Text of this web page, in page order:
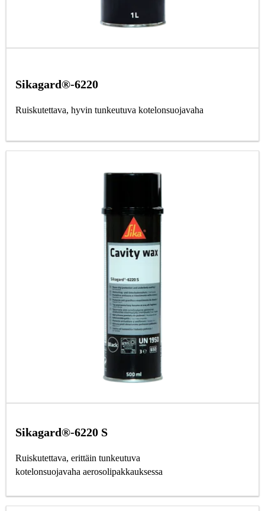
Sikagard®-6220
Ruiskutettava, hyvin tunkeutuva kotelonsuojavaha
Sikagard®-6220 S
Ruiskutettava, erittäin tunkeutuva
kotelonsuojavaha aerosolipakkauksessa